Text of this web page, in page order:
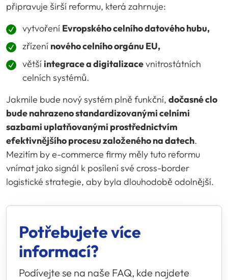
připravuje širší reformu, která zahrnuje:
vytvoření Evropského celního datového hubu,
zřízení nového celního orgánu EU,
větší integrace a digitalizacevnitrostátních
celních systémů.
Jakmile bude nový systém plně funkční, dočasné clo
bude nahrazeno standardizovanými celními
sazbami uplatňovanými prostřednictvím
efektivnějšího procesu založeného na datech.
Mezitím by e-commerce firmy měly tuto reformu
vnímat jako signál k posílení své cross-border
logistické strategie, aby byla dlouhodobě odolnější.
Potřebujete více
informací?
Podívejte se na naše FAQ, kde najdete